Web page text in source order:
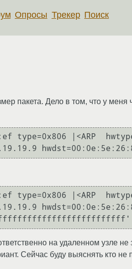
Опросы Трекер Поиск
пакета. Дело в том, что у меня
|<ARP
|<ARP
на удаленном узле не
Сейчас буду выяснять кто не